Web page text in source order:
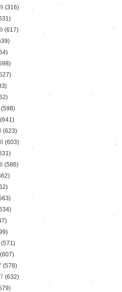
(316)
(617)
(598)
(641)
(623)
(603)
(586)
(571)
(607)
(578)
(632)